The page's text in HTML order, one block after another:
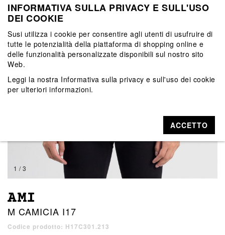
1 / 3
AMI
M CAMICIA I17
Codice prodotto: H17C301.213
INFORMATIVA SULLA PRIVACY E SULL'USO
DEI COOKIE
Susi utilizza i cookie per consentire agli utenti di usufruire di
tutte le potenzialità della piattaforma di shopping online e
delle funzionalità personalizzate disponibili sul nostro sito
Web.
Leggi la nostra Informativa sulla privacy e sull'uso dei cookie
per ulteriori informazioni.
ACCETTO